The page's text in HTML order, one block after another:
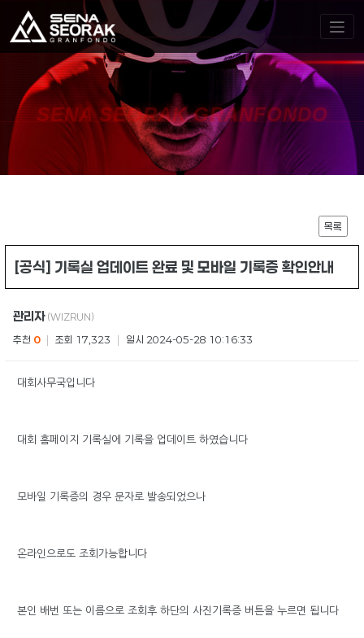
SENA SEORAK GRANFONDO
목록
[공식] 기록실 업데이트 완료 및 모바일 기록증 확인안내
관리자 (WIZRUN)
추천 0 조회 17,323 일시 2024-05-28 10:16:33
대회사무국입니다
대회 홈페이지 기록실에 기록을 업데이트 하였습니다
모바일 기록증의 경우 문자로 발송되었으나
온라인으로도 조회가능합니다
본인 배번 또는 이름으로 조회후 하단의 사진기록증 버튼을 누르면 됩니다